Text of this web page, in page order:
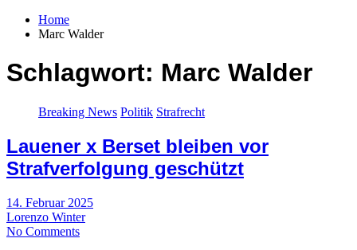
Home
Marc Walder
Schlagwort: Marc Walder
Breaking News Politik Strafrecht
Lauener x Berset bleiben vor
Strafverfolgung geschützt
14. Februar 2025
Lorenzo Winter
No Comments